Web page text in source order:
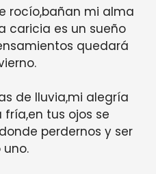
rocío,bañan mi alma
caricia es un sueño
quedará
de lluvia,mi alegría
tus ojos se
perdernos y ser
uno.